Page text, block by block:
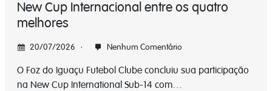
New Cup Internacional entre os quatro
melhores
20/07/2026 Nenhum Comentário
O Foz do Iguaçu Futebol Clube concluiu sua participação
na New Cup International Sub-14 com…